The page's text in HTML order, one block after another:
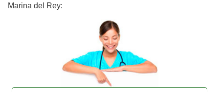
Marina del Rey: